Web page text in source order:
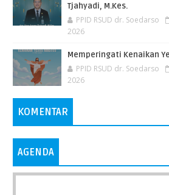
Tjahyadi, M.Kes.
PPID RSUD dr. Soedarso
2026
Memperingati Kenaikan
PPID RSUD dr. Soedarso
2026
KOMENTAR
AGENDA